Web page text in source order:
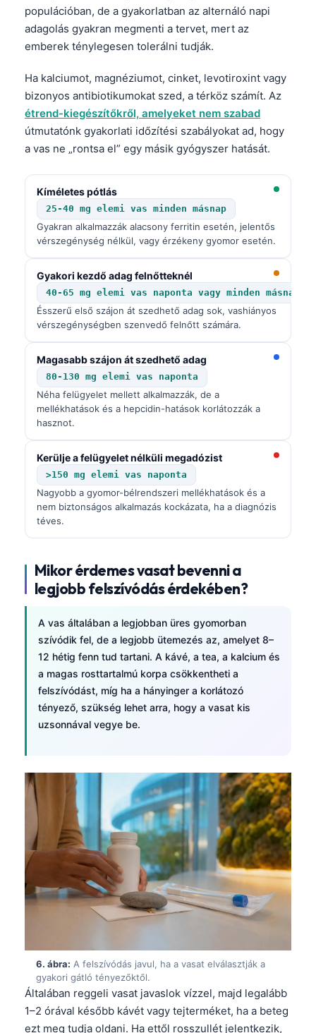
populációban, de a gyakorlatban az alternáló napi
adagolás gyakran megmenti a tervet, mert az
emberek ténylegesen tolerálni tudják.
Ha kalciumot, magnéziumot, cinket, levotiroxint vagy
bizonyos antibiotikumokat szed, a térköz számít. Az
étrend-kiegészítőkről, amelyeket nem szabad
útmutatónk gyakorlati időzítési szabályokat ad, hogy
a vas ne „rontsa el” egy másik gyógyszer hatását.
Kíméletes pótlás
25-40 mg elemi vas minden másnap
Gyakran alkalmazzák alacsony ferritin esetén, jelentős
vérszegénység nélkül, vagy érzékeny gyomor esetén.
Gyakori kezdő adag felnőtteknél
40-65 mg elemi vas naponta vagy minden másnap
Ésszerű első szájon át szedhető adag sok, vashiányos
vérszegénységben szenvedő felnőtt számára.
Magasabb szájon át szedhető adag
80-130 mg elemi vas naponta
Néha felügyelet mellett alkalmazzák, de a
mellékhatások és a hepcidin-hatások korlátozzák a
hasznot.
Kerülje a felügyelet nélküli megadózist
>150 mg elemi vas naponta
Nagyobb a gyomor-bélrendszeri mellékhatások és a
nem biztonságos alkalmazás kockázata, ha a diagnózis
téves.
Mikor érdemes vasat bevenni a
legjobb felszívódás érdekében?
A vas általában a legjobban üres gyomorban
szívódik fel, de a legjobb ütemezés az, amelyet 8–
12 hétig fenn tud tartani. A kávé, a tea, a kalcium és
a magas rosttartalmú korpa csökkentheti a
felszívódást, míg ha a hányinger a korlátozó
tényező, szükség lehet arra, hogy a vasat kis
uzsonnával vegye be.
6. ábra: A felszívódás javul, ha a vasat elválasztják a
gyakori gátló tényezőktől.
Általában reggeli vasat javaslok vízzel, majd legalább
1–2 órával később kávét vagy tejterméket, ha a beteg
ezt meg tudja oldani. Ha ettől rosszullét jelentkezik,
ગુજરાતી
ಕನ್ನಡ
മലയാളം
Bahasa Melayu
Tagalog
ไทย
ဗမာစာ
ភាសាខ្មែរ
Kiswahili
አማርኛ
Українська
Català
Қазақ тілі
Suomi
Hrvatski
Slovenčina
پښتو
سنڌي
සිංහල
অসমীয়া
Galego
Latviešu valoda
Euskara
Gàidhlig
Occitan
العربية المغربية
Afrikaans
Монгол
ພາສາລາວ
Basa Jawa
Cebuano
ئۇيغۇرچە
Кыргызча
Беларуская мова
Esperanto
Frysk
Ślōnskŏ gŏdka
Norsk bokmål